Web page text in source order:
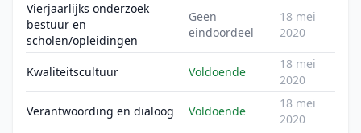
Vierjaarlijks onderzoek
bestuur en
scholen/opleidingen
Geen
eindoordeel
18 mei
2020
Kwaliteitscultuur Voldoende
18 mei
2020
Verantwoording en dialoog Voldoende
18 mei
2020